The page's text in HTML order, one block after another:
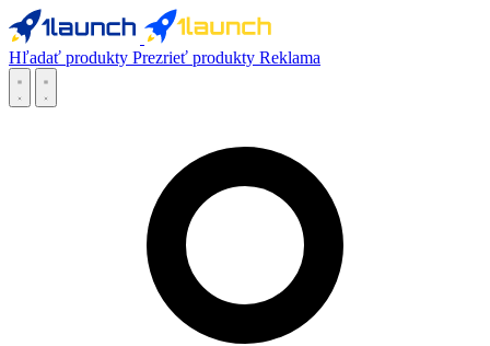
Hľadať produkty Prezrieť produkty Reklama